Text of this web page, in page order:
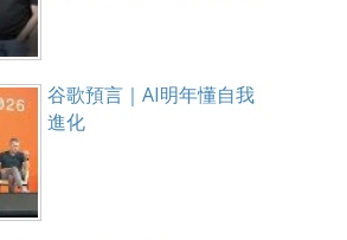
谷歌預言｜AI明年懂自我
進化